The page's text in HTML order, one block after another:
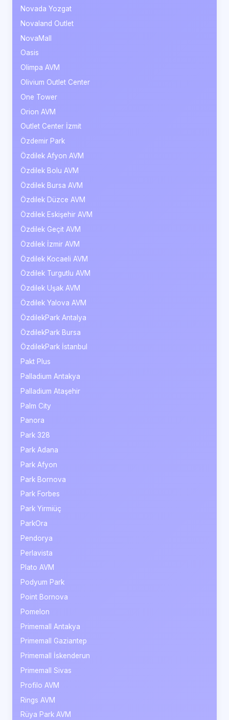
Novada Yozgat
Novaland Outlet
NovaMall
Oasis
Olimpa AVM
Olivium Outlet Center
One Tower
Orion AVM
Outlet Center İzmit
Özdemir Park
Özdilek Afyon AVM
Özdilek Bolu AVM
Özdilek Bursa AVM
Özdilek Düzce AVM
Özdilek Eskişehir AVM
Özdilek Geçit AVM
Özdilek İzmir AVM
Özdilek Kocaeli AVM
Özdilek Turgutlu AVM
Özdilek Uşak AVM
Özdilek Yalova AVM
ÖzdilekPark Antalya
ÖzdilekPark Bursa
ÖzdilekPark İstanbul
Pakt Plus
Palladium Antakya
Palladium Ataşehir
Palm City
Panora
Park 328
Park Adana
Park Afyon
Park Bornova
Park Forbes
Park Yirmiüç
ParkOra
Pendorya
Perlavista
Plato AVM
Podyum Park
Point Bornova
Pomelon
Primemall Antakya
Primemall Gaziantep
Primemall İskenderun
Primemall Sivas
Profilo AVM
Rings AVM
Rüya Park AVM